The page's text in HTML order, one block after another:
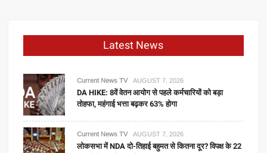
Latest News
Current News TV AUGUST 7, 2026
DA HIKE: 8वें वेतन आयोग से पहले कर्मचारियों को बड़ा
तोहफा, महंगाई भत्ता बढ़कर 63% होगा
Current News TV AUGUST 7, 2026
लोकसभा में NDA दो-तिहाई बहुमत से कितना दूर? विपक्ष के 22